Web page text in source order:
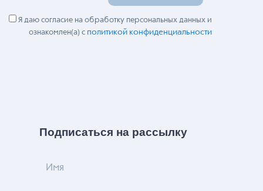
Я даю согласие на обработку персональных данных и
ознакомлен(а) с политикой конфиденциальности
Подписаться на рассылку
Имя